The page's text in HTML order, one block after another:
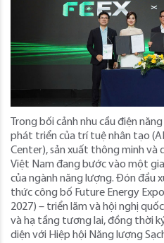
Trong bối cảnh nhu cầu điện
phát triển của trí tuệ nhân tạo
Center), sản xuất thông minh và
Việt Nam đang bước vào một
của ngành năng lượng. Đón đầu
thức công bố Future Energy
2027) – triển lãm và hội nghị
và hạ tầng tương lai, đồng thời
diện với Hiệp hội Năng lượng